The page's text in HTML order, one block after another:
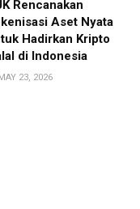
Rencanakan
Aset Nyata
Hadirkan Kripto
di Indonesia
23, 2026